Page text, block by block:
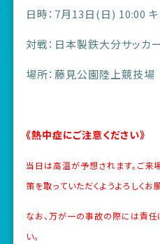
日時：7月13日(日) 10:00 キ
対戦：日本製鉄大分サッカ
場所：藤見公園陸上競技場
《熱中症にご注意ください》
当日は高温が予想されます。ご
策を取っていただくようよろしくお
なお、万が一の事故の際には責
い。